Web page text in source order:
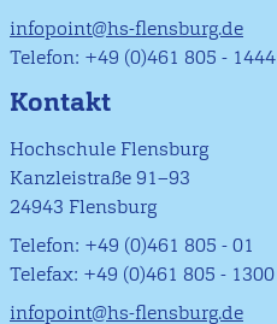
infopoint@hs-flensburg.de
Telefon: +49 (0)461 805 - 1444
Kontakt
Hochschule Flensburg
Kanzleistraße 91–93
24943 Flensburg
Telefon: +49 (0)461 805 - 01
Telefax: +49 (0)461 805 - 1300
infopoint@hs-flensburg.de